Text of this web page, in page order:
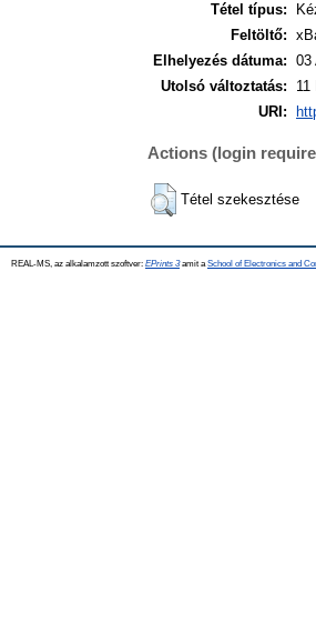
Tétel típus:
Feltöltő:
Elhelyezés dátuma: 03
Utolsó változtatás:
11
URI:
Actions (login
Tétel szekesztése
REAL-MS, az alkalamzott szoftver: EPrints 3amit a School of Electronics and